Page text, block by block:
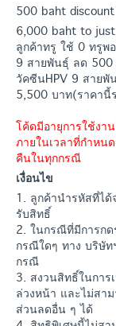
500 baht
6,000 baht to
ลูกค้าทรู ใช้ 0 ทรูพ
9 สายพันธุ์ ลด
วัคซีนHPV 9 สายพั
5,500 บาท(ราคานี้
โค้ดมีอายุการใช้ง
ภายในเวลาที่กำหน
คืนในทุกกรณี
เงื่อนไข
1. ลูกค้านำรหัสที่ได้
รับสิทธิ์
2. ในกรณีที่มีการกด
กรณีใดๆ ทาง บริษั
กรณี
3. สงวนสิทธิ์ในการ
ล่วงหน้า และไม่สา
ส่วนลดอื่น ๆ ได้